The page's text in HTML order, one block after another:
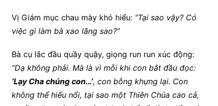
Vị Giám mục chau mày khó hiểu: “Tại sao vậy? Có
việc gì làm bà xao lãng sao?”
Bà cụ lắc đầu quầy quậy, giọng run run xúc động:
“Dạ không phải. Mà là vì mỗi khi con bắt đầu đọc:
‘Lạy Cha chúng con…’, con bỗng khựng lại. Con
không thể hiểu nổi, tại sao một Thiên Chúa cao cả,